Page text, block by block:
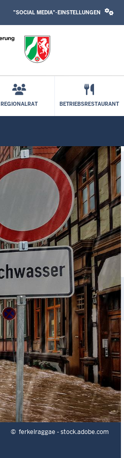
MEDIA
"SOCIAL MEDIA"-EINSTELLUNGEN
REGIONALRAT BETRIEBSRESTAURANT
© ferkelraggae - stock.adobe.com